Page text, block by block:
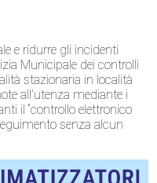
e ridurre gli incidenti
Municipale dei controlli
stazionaria in località
all’utenza mediante i
il “controllo elettronico
senza alcun